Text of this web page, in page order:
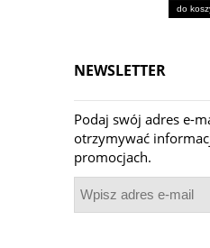
do
NEWSLETTER
Podaj swój adres e-
otrzymywać
promocjach.